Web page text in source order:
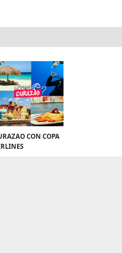
CON COPA